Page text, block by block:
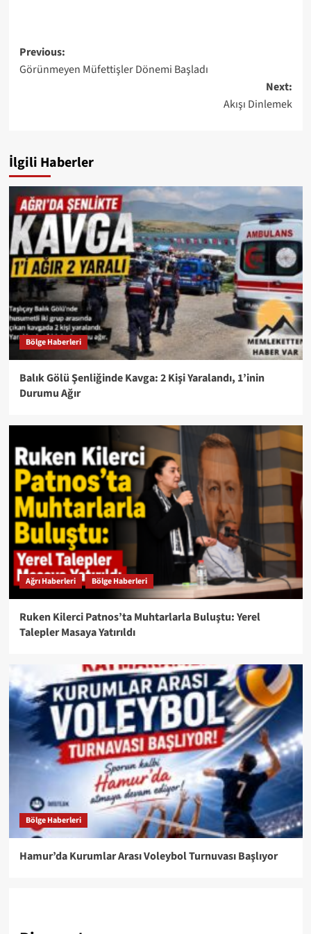
Post
navigation
Previous:
Görünmeyen Müfettişler Dönemi Başladı
Next:
Akışı Dinlemek
İlgili Haberler
Bölge Haberleri
Balık Gölü Şenliğinde Kavga: 2 Kişi Yaralandı, 1’inin
Durumu Ağır
Ağrı Haberleri Bölge Haberleri
Ruken Kilerci Patnos’ta Muhtarlarla Buluştu: Yerel
Talepler Masaya Yatırıldı
Bölge Haberleri
Hamur’da Kurumlar Arası Voleybol Turnuvası Başlıyor